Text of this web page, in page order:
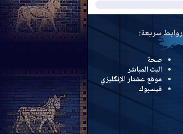
روابط سريعة:
صحة
البث المباشر
موقع عشتار الإنگليزي
فيسبوك